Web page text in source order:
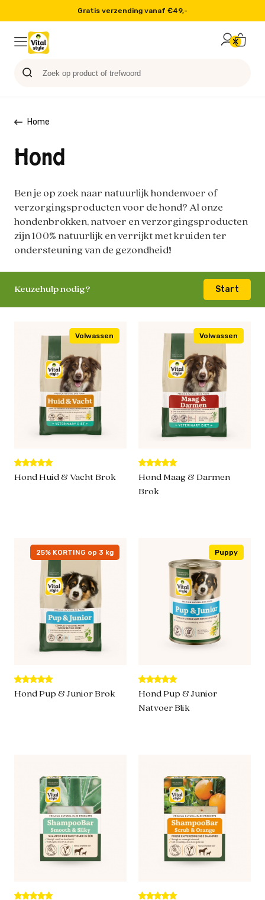
Gratis verzending vanaf €49,-
Probeer nu
Home
Hond
Ben je op zoek naar natuurlijk hondenvoer of
verzorgingsproducten voor de hond? Al onze
hondenbrokken, natvoer en verzorgingsproducten
zijn 100% natuurlijk en verrijkt met kruiden ter
ondersteuning van de gezondheid!
Keuzehulp nodig? Start
Volwassen
Hond Huid & Vacht Brok
Volwassen
Hond Maag & Darmen
Brok
25% KORTING op 3 kg
Hond Pup & Junior Brok
Puppy
Hond Pup & Junior
Natvoer Blik